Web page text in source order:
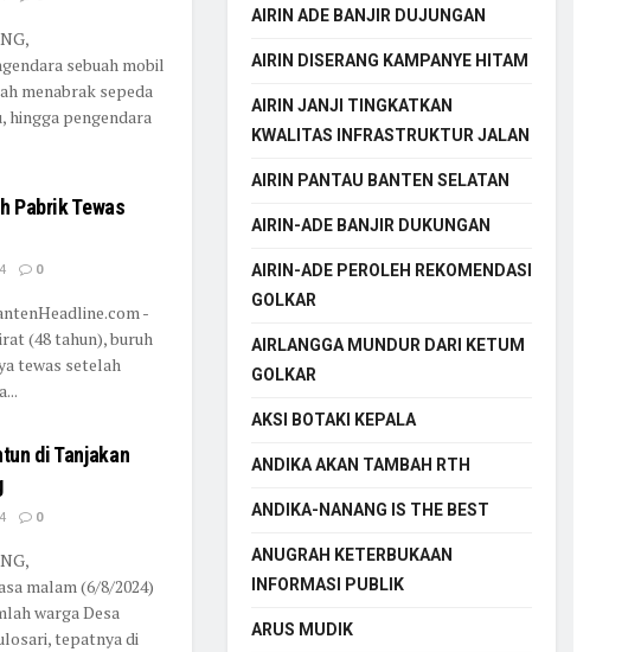
sebuah mobil
menabrak sepeda
hingga pengendara
Pabrik Tewas
0
-
(48 tahun), buruh
tewas setelah
di Tanjakan
0
malam (6/8/2024)
warga Desa
tepatnya di
AIRIN ADE BANJIR DUJUNGAN
AIRIN DISERANG KAMPANYE HITAM
AIRIN JANJI TINGKATKAN
KWALITAS INFRASTRUKTUR JALAN
AIRIN PANTAU BANTEN SELATAN
AIRIN-ADE BANJIR DUKUNGAN
AIRIN-ADE PEROLEH REKOMENDASI
GOLKAR
AIRLANGGA MUNDUR DARI KETUM
GOLKAR
AKSI BOTAKI KEPALA
ANDIKA AKAN TAMBAH RTH
ANDIKA-NANANG IS THE BEST
ANUGRAH KETERBUKAAN
INFORMASI PUBLIK
ARUS MUDIK